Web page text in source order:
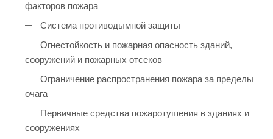
факторов пожара
Система противодымной защиты
Огнестойкость и пожарная опасность зданий,
сооружений и пожарных отсеков
Ограничение распространения пожара за пределы
очага
Первичные средства пожаротушения в зданиях и
сооружениях